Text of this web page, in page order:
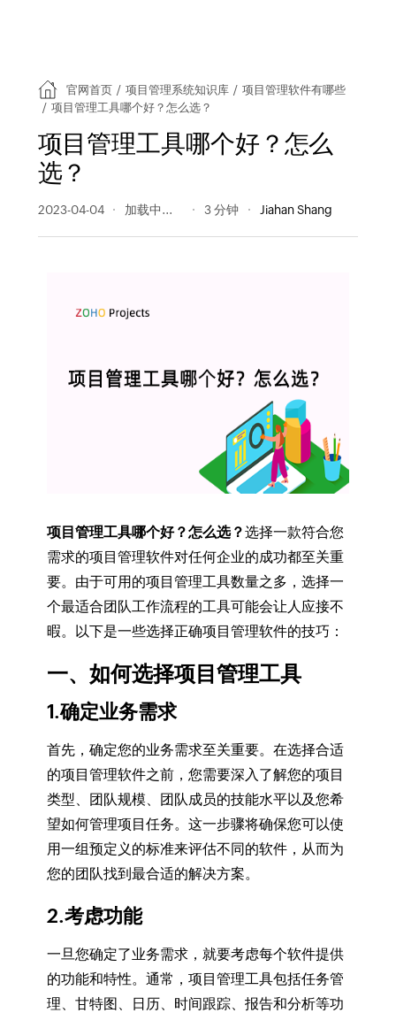
官网首页 / 项目管理系统知识库 / 项目管理软件有哪些
/ 项目管理工具哪个好？怎么选？
项目管理工具哪个好？怎么
选？
2023-04-04 191 阅读量 3 分钟 Jiahan Shang
项目管理工具哪个好？怎么选？选择一款符合您
需求的项目管理软件对任何企业的成功都至关重
要。由于可用的项目管理工具数量之多，选择一
个最适合团队工作流程的工具可能会让人应接不
暇。以下是一些选择正确项目管理软件的技巧：
一、如何选择项目管理工具
1.确定业务需求
首先，确定您的业务需求至关重要。在选择合适
的项目管理软件之前，您需要深入了解您的项目
类型、团队规模、团队成员的技能水平以及您希
望如何管理项目任务。这一步骤将确保您可以使
用一组预定义的标准来评估不同的软件，从而为
您的团队找到最合适的解决方案。
2.考虑功能
一旦您确定了业务需求，就要考虑每个软件提供
的功能和特性。通常，项目管理工具包括任务管
理、甘特图、日历、时间跟踪、报告和分析等功